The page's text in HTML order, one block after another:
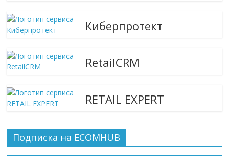
Киберпротект
RetailCRM
RETAIL EXPERT
Подписка на ECOMHUB